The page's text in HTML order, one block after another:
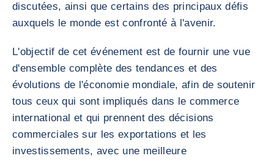
discutées, ainsi que certains des principaux défis
auxquels le monde est confronté à l'avenir.
L'objectif de cet événement est de fournir une vue
d'ensemble complète des tendances et des
évolutions de l'économie mondiale, afin de soutenir
tous ceux qui sont impliqués dans le commerce
international et qui prennent des décisions
commerciales sur les exportations et les
investissements, avec une meilleure